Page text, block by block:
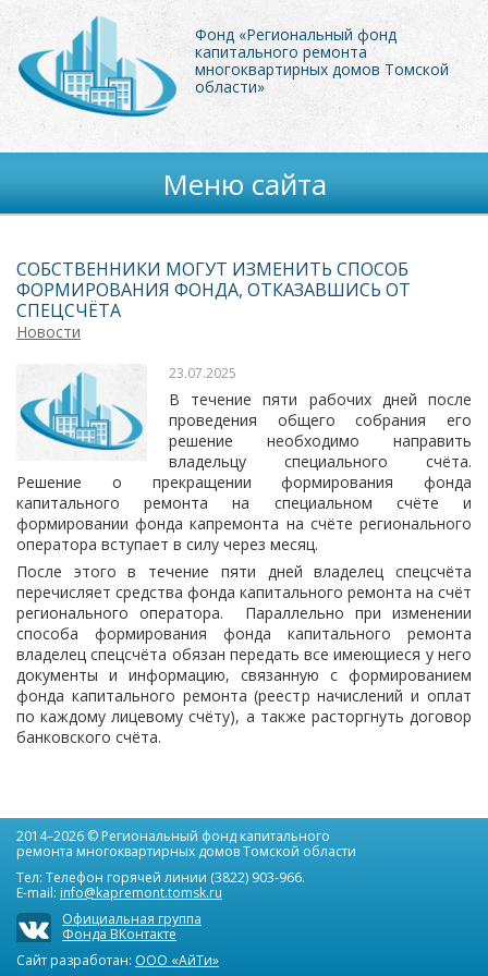
Фонд «Региональный фонд
капитального ремонта
многоквартирных домов Томской
области»
Меню сайта
СОБСТВЕННИКИ МОГУТ ИЗМЕНИТЬ СПОСОБ
ФОРМИРОВАНИЯ ФОНДА, ОТКАЗАВШИСЬ ОТ
СПЕЦСЧЁТА
Новости
23.07.2025
В течение пяти рабочих дней после
проведения общего собрания его
решение необходимо направить
владельцу специального счёта.
Решение о прекращении формирования фонда
капитального ремонта на специальном счёте и
формировании фонда капремонта на счёте регионального
оператора вступает в силу через месяц.
После этого в течение пяти дней владелец спецсчёта
перечисляет средства фонда капитального ремонта на счёт
регионального оператора. Параллельно при изменении
способа формирования фонда капитального ремонта
владелец спецсчёта обязан передать все имеющиеся у него
документы и информацию, связанную с формированием
фонда капитального ремонта (реестр начислений и оплат
по каждому лицевому счёту), а также расторгнуть договор
банковского счёта.
2014–2026 © Региональный фонд капитального
ремонта многоквартирных домов Томской области
Тел: Телефон горячей линии (3822) 903-966.
E-mail: info@kapremont.tomsk.ru
Официальная группа
Фонда ВКонтакте
Сайт разработан: ООО «АйТи»